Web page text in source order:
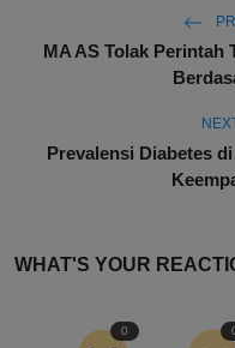
MA AS Tolak Perintah
Prevalensi Diabetes
WHAT'S YOUR
0